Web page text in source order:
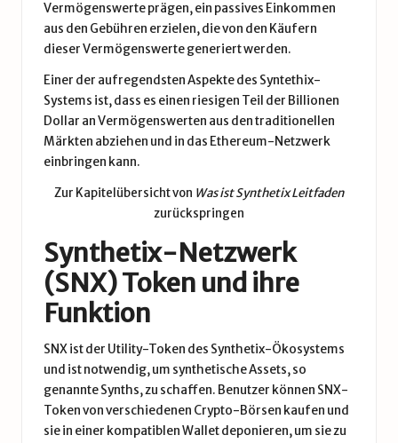
Vermögenswerte prägen, ein passives Einkommen
aus den Gebühren erzielen, die von den Käufern
dieser Vermögenswerte generiert werden.
Einer der aufregendsten Aspekte des Syntethix-
Systems ist, dass es einen riesigen Teil der Billionen
Dollar an Vermögenswerten aus den traditionellen
Märkten abziehen und in das Ethereum-Netzwerk
einbringen kann.
Zur Kapitelübersicht von Was ist Synthetix Leitfaden
zurückspringen
Synthetix-Netzwerk
(SNX) Token und ihre
Funktion
SNX ist der Utility-Token des Synthetix-Ökosystems
und ist notwendig, um synthetische Assets, so
genannte Synths, zu schaffen. Benutzer können SNX-
Token von verschiedenen Crypto-Börsen kaufen und
sie in einer kompatiblen Wallet deponieren, um sie zu